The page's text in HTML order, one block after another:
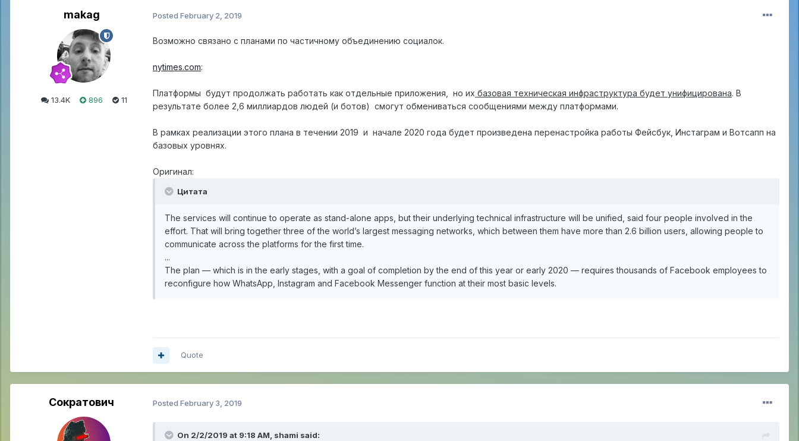
makag
13.4K 896 11
Posted February 2, 2019
Возможно связано с планами по частичному объединению социалок.
nytimes.com:
Платформы будут продолжать работать как отдельные приложения, но их базовая техническая инфраструктура будет унифицирована. В
результате более 2,6 миллиардов людей (и ботов) смогут обмениваться сообщениями между платформами.
В рамках реализации этого плана в течении 2019 и начале 2020 года будет произведена перенастройка работы Фейсбук, Инстаграм и Вотсапп на
базовых уровнях.
Оригинал:
Цитата
The services will continue to operate as stand-alone apps, but their underlying technical infrastructure will be unified, said four people involved in the
effort. That will bring together three of the world’s largest messaging networks, which between them have more than 2.6 billion users, allowing people to
communicate across the platforms for the first time.
...
The plan — which is in the early stages, with a goal of completion by the end of this year or early 2020 — requires thousands of Facebook employees to
reconfigure how WhatsApp, Instagram and Facebook Messenger function at their most basic levels.
Quote
Сократович Posted February 3, 2019
On 2/2/2019 at 9:18 AM, shami said: